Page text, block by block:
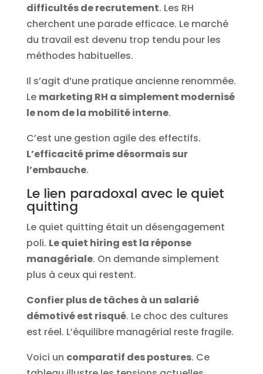
difficultés de recrutement. Les RH
cherchent une parade efficace. Le marché
du travail est devenu trop tendu pour les
méthodes habituelles.
Il s’agit d’une pratique ancienne renommée.
Le marketing RH a simplement modernisé
le nom de la mobilité interne.
C’est une gestion agile des effectifs.
L’efficacité prime désormais sur
l’embauche.
Le lien paradoxal avec le quiet
quitting
Le quiet quitting était un désengagement
poli. Le quiet hiring est la réponse
managériale. On demande simplement
plus à ceux qui restent.
Confier plus de tâches à un salarié
démotivé est risqué. Le choc des cultures
est réel. L’équilibre managérial reste fragile.
Voici un comparatif des postures. Ce